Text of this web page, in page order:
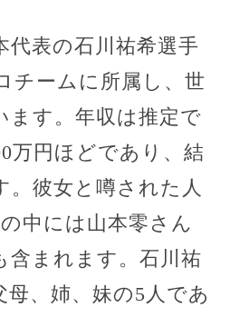
代表の石川祐希選手
チームに所属し、世
ます。年収は推定で
万円ほどであり、結
。彼女と噂された人
中には山本零さん
含まれます。石川祐
、姉、妹の5人であ